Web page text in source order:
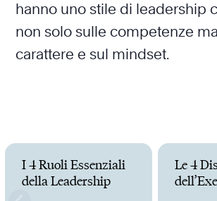
hanno uno stile di leadership
non solo sulle competenze
carattere e sul mindset.
I 4 Ruoli Essenziali
della Leadership
Le 4